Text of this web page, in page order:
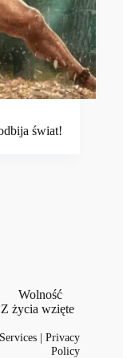
świat!
Wolność
Z życia wzięte
|Privacy
Policy